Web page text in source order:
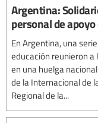
Argentina:
personal de
En Argentina, una
educación reunieron a
en una huelga
de la Internacional de
Regional de la...